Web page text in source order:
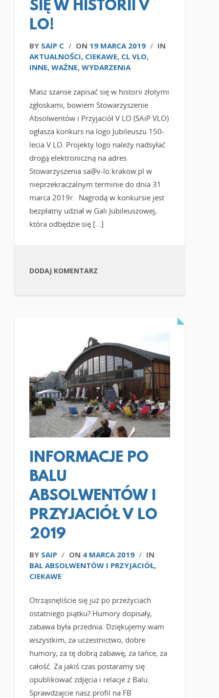
SIĘ W HISTORII V
LO!
BY SAIP C / ON 19 MARCA 2019 / IN
AKTUALNOŚCI, CIEKAWE, CL VLO,
INNE, WAŻNE, WYDARZENIA
Masz szanse zapisać się w historii złotymi
zgłoskami, bowiem Stowarzyszenie
Absolwentów i Przyjaciół V LO (SAiP VLO)
ogłasza konkurs na logo Jubileuszu 150-
lecia V LO. Projekty logo należy nadsyłać
drogą elektroniczną na adres
Stowarzyszenia sa@v-lo.krakow.pl w
nieprzekraczalnym terminie do dnia 31
marca 2019r. Nagrodą w konkursie jest
bezpłatny udział w Gali Jubileuszowej,
która odbędzie się […]
DODAJ KOMENTARZ
CZYTAJ WIĘCEJ
INFORMACJE PO
BALU
ABSOLWENTÓW I
PRZYJACIÓŁ V LO
2019
BY SAIP / ON 4 MARCA 2019 / IN
BAL ABSOLWENTÓW I PRZYJACIÓŁ,
CIEKAWE
Otrząsnęliście się już po przeżyciach
ostatniego piątku? Humory dopisały,
zabawa była przednia. Dziękujemy wam
wszystkim, za uczestnictwo, dobre
humory, za tę dobrą zabawę, za tańce, za
całość. Za jakiś czas postaramy się
opublikować zdjęcia i relacje z Balu.
Sprawdzajcie nasz profil na FB